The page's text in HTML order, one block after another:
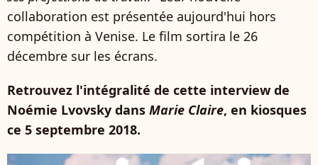
collaboration est présentée aujourd'hui hors
compétition à Venise. Le film sortira le 26
décembre sur les écrans.
Retrouvez l'intégralité de cette interview de
Noémie Lvovsky dans Marie Claire, en kiosques
ce 5 septembre 2018.